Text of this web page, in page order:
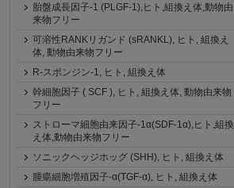
胎盤成長因子-1 (PLGF-1),ヒト,組換え体,動物由
来物フリー
可溶性RANKリガンド (sRANKL), ヒト, 組換え
体, 動物由来物フリー
R-スポンジン-1, ヒト, 組換え体
幹細胞因子 ( SCF ), ヒト, 組換え体, 動物由来物
フリー
ストローマ細胞由来因子-1α(SDF-1α),ヒト,組換
え体,動物由来物フリー
ソニックヘッジホッグ (SHH), ヒト, 組換え体
腫瘍細胞増殖因子-α(TGF-α), ヒト, 組換え体